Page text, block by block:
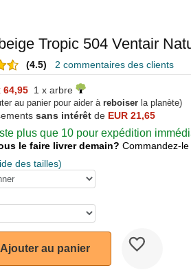
Tropic 504 Ventair
(4.5) 2 commentaires des clients
64,95 1 x arbre
au panier pour aider à reboiser la planète)
sans intérêt de EUR 21,65
plus que 10 pour expédition
le faire livrer demain? Commandez-
des tailles)
Ajouter au panier